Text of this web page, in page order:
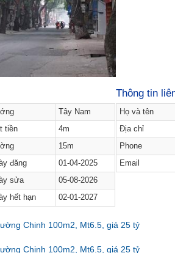
Tây Nam
tiền
4m
15m
đăng
01-04-2025
sửa
05-08-2026
hết hạn
02-01-2027
Thông tin
Họ và tên
Địa chỉ
Phone
Email
Chinh 100m2, Mt6.5, giá 25 tỷ